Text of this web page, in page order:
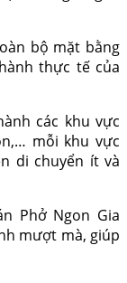
bộ mặt bằng
thực tế của
các khu vực
mỗi khu vực
di chuyển ít và
Phở Ngon Gia
mượt mà, giúp